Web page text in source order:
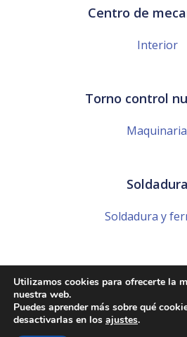
Centro de
Interior
Torno control
Soldadura
Soldadura y
© 2026 Talleres Disfran
using WordPress
Utilizamos cookies para ofrecerte la
nuestra web.
Puedes aprender más sobre qué
desactivarlas en los ajustes.